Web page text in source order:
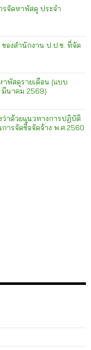
รจัดหาพัสดุ ประจำ
องสำนักงาน ป.ป.ช. ที่จัด
าพัสดุรายเดือน (แบบ
มีนาคม 2569)
าด้วยแนวทางการปฏิบัติ
ารจัดซื้อจัดจ้าง พ.ศ.2560